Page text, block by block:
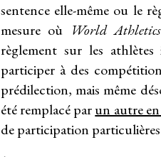
sentence elle-même ou le
mesure où World Athletics
règlement sur les athlètes
participer à des
prédilection, mais même
été remplacé parun autre
de participation particulières